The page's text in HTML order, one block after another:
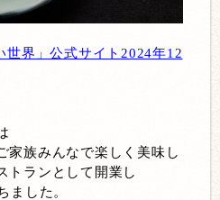
世界」公式サイト2024年12
家族みんなで楽しく美味し
トランとして開業し
ました。